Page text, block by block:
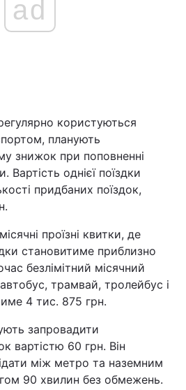
ad
користуються
планують
знижок при поповненні
Вартість однієї поїздки
придбаних поїздок,
проїзні квитки, де
становитиме приблизно
безлімітний місячний
трамвай, тролейбус і
4 тис. 875 грн.
запровадити
вартістю 60 грн. Він
між метро та наземним
90 хвилин без обмежень.